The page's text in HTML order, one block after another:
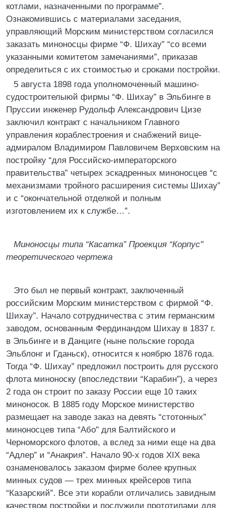
котлами, назначенными по программе”.
Ознакомившись с материалами заседания,
управляющий Морским министерством согласился
заказать миноносцы фирме “Ф. Шихау” “со всеми
указанными комитетом замечаниями”, приказав
определиться с их стоимостью и сроками постройки.
5 августа 1898 года уполномоченный машино-
судостроителыюй фирмы “Ф. Шихау” в Эльбинге в
Пруссии инженер Рудольф Александрович Цизе
заключил контракт с начальником Главного
управления кораблестроения и снабжений вице-
адмиралом Владимиром Павловичем Верховским на
постройку “для Российско-императорского
правительства” четырех эскадренных миноносцев “с
механизмами тройного расширения системы Шихау”
и с “окончательной отделкой и полным
изготовлением их к службе…”.
Миноносцы типа “Касатка” Проекция “Корпус"
теоретического чертежа
Это был не первый контракт, заключенный
российским Морским министерством с фирмой “Ф.
Шихау”. Начало сотрудничества с этим германским
заводом, основанным Фердинандом Шихау в 1837 г.
в Эльбинге и в Данциге (ныне польские города
Эльблонг и Гданьск), относится к ноябрю 1876 года.
Тогда “Ф. Шихау” предложил построить для русского
флота миноноску (впоследствии “Карабин”), а через
2 года он строит по заказу России еще 10 таких
миноносок. В 1885 году Морское министерство
размещает на заводе заказ на девять “стотонных”
миноносцев типа “Або" для Балтийского и
Черноморского флотов, а вслед за ними еще на два
“Адлер” и “Анакрия”. Начало 90-х годов XIX века
ознаменовалось заказом фирме более крупных
минных судов — трех минных крейсеров типа
“Казарский”. Все эти корабли отличались завидным
качеством постройки и послужили прототипами для